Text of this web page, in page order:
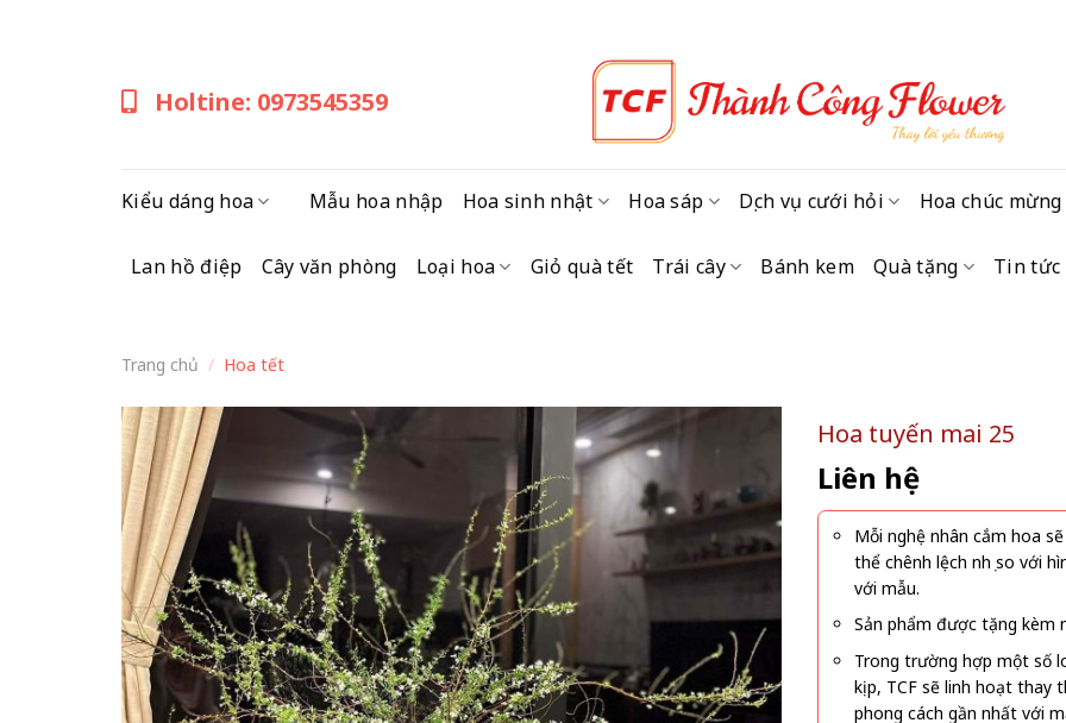
Holtine: 0973545359
Kiểu dáng hoa Mẫu hoa nhập Hoa sinh nhật Hoa sáp Dịch vụ cưới hỏi Hoa chúc mừng
Lan hồ điệp Cây văn phòng Loại hoa Giỏ quà tết Trái cây Bánh kem Quà tặng Tin tức
Trang chủ / Hoa tết
Hoa tuyến mai 25
Liên hệ
Mỗi nghệ nhân cắm hoa
thể chênh lệch nhẹ so với
với mẫu.
Sản phẩm được tặng kèm
Trong trường hợp một số
kịp, TCF sẽ linh hoạt thay
phong cách gần nhất với